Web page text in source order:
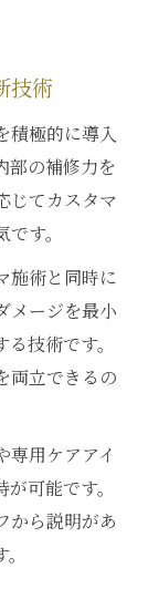
技術
積極的に導入
部の補修力を
じてカスタマ
す。
施術と同時に
メージを最小
技術です。
両立できるの
専用ケアアイ
可能です。
から説明があ